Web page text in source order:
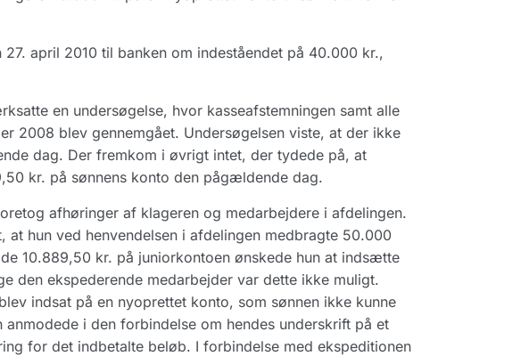
april 2010 til banken om indeståendet på 40.000 kr.,
en undersøgelse, hvor kasseafstemningen samt alle
2008 blev gennemgået. Undersøgelsen viste, at der ikke
dag. Der fremkom i øvrigt intet, der tydede på, at
kr. på sønnens konto den pågældende dag.
afhøringer af klageren og medarbejdere i afdelingen.
hun ved henvendelsen i afdelingen medbragte 50.000
10.889,50 kr. på juniorkontoen ønskede hun at indsætte
den ekspederende medarbejder var dette ikke muligt.
indsat på en nyoprettet konto, som sønnen ikke kunne
i den forbindelse om hendes underskrift på et
for det indbetalte beløb. I forbindelse med ekspeditionen